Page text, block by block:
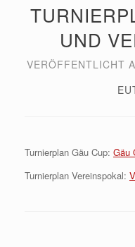
UND
VERÖFFENTLICHT
Turnierplan Gäu Cup: Gäu
Turnierplan Vereinspokal: